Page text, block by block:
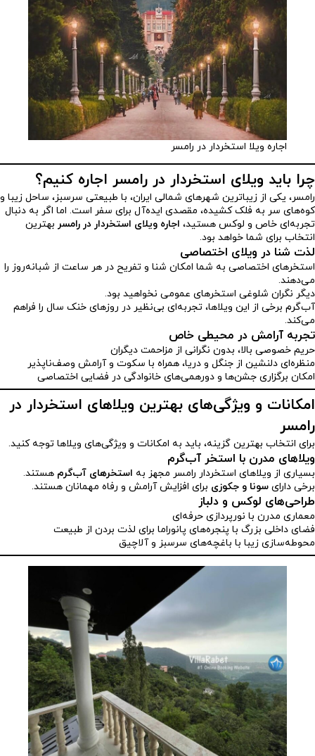
اجاره ویلا استخردار در رامسر
چرا باید ویلای استخردار در رامسر اجاره کنیم؟
رامسر، یکی از زیباترین شهرهای شمالی ایران، با طبیعتی سرسبز، ساحل زیبا و
کوه‌های سر به فلک کشیده، مقصدی ایده‌آل برای سفر است. اما اگر به دنبال
تجربه‌ای خاص و لوکس هستید، اجاره ویلای استخردار در رامسر بهترین
انتخاب برای شما خواهد بود.
لذت شنا در ویلای اختصاصی
استخرهای اختصاصی به شما امکان شنا و تفریح در هر ساعت از شبانه‌روز را
می‌دهند.
دیگر نگران شلوغی استخرهای عمومی نخواهید بود.
آب‌گرم برخی از این ویلاها، تجربه‌ای بی‌نظیر در روزهای خنک سال را فراهم
می‌کند.
تجربه آرامش در محیطی خاص
حریم خصوصی بالا، بدون نگرانی از مزاحمت دیگران
منظره‌ای دلنشین از جنگل و دریا، همراه با سکوت و آرامش وصف‌ناپذیر
امکان برگزاری جشن‌ها و دورهمی‌های خانوادگی در فضایی اختصاصی
امکانات و ویژگی‌های بهترین ویلاهای استخردار در
رامسر
برای انتخاب بهترین گزینه، باید به امکانات و ویژگی‌های ویلاها توجه کنید.
ویلاهای مدرن با استخر آب‌گرم
بسیاری از ویلاهای استخردار رامسر مجهز به استخرهای آب‌گرم هستند.
برخی دارای سونا و جکوزی برای افزایش آرامش و رفاه مهمانان هستند.
طراحی‌های لوکس و دلباز
معماری مدرن با نورپردازی حرفه‌ای
فضای داخلی بزرگ با پنجره‌های پانوراما برای لذت بردن از طبیعت
محوطه‌سازی زیبا با باغچه‌های سرسبز و آلاچیق